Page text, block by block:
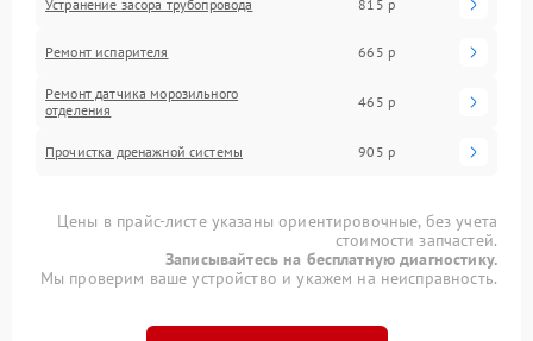
Устранение засора трубопровода 815 р
Ремонт испарителя 665 р
Ремонт датчика морозильного
отделения
465 р
Прочистка дренажной системы 905 р
Цены в прайс-листе указаны ориентировочные, без учета
стоимости запчастей.
Записывайтесь на бесплатную диагностику.
Мы проверим ваше устройство и укажем на неисправность.